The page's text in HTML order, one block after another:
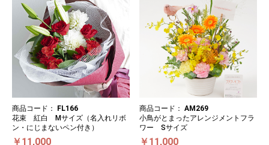
商品コード：
FL166
花束 紅白 Mサイズ（名入れリボ
ン・にじまないペン付き）
￥11,000
商品コード： AM269
小鳥がとまったアレンジメントフラ
ワー Sサイズ
￥11,000